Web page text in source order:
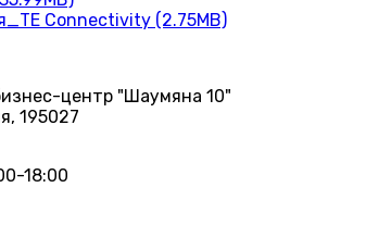
Connectivity (2.75MB)
центр "Шаумяна 10"
195027
18:00